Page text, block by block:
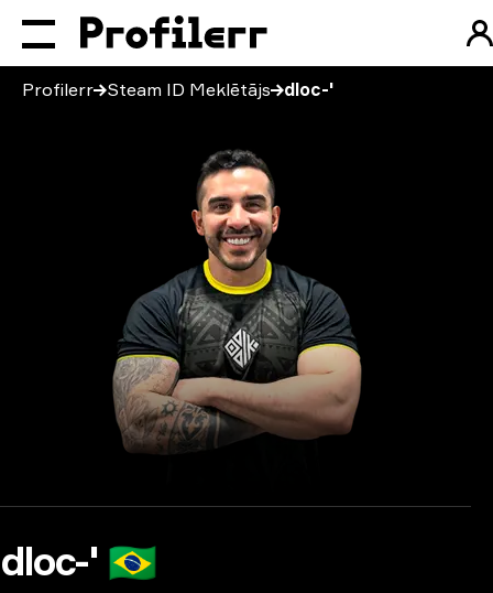
Profilerr Steam ID Meklētājs dloc-'
dloc-' 🇧🇷